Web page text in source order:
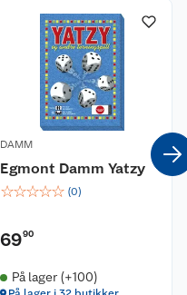
DAMM
Egmont Damm Yatzy
☆☆☆☆☆ (0)
6990
På lager (+100)